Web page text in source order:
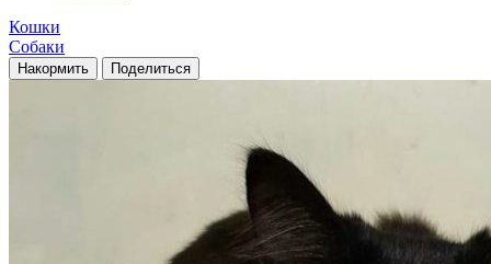
Кошки
Собаки
Накормить Поделиться